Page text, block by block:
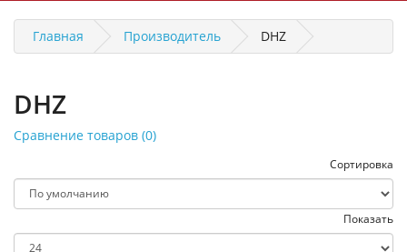
Главная Производитель DHZ
DHZ
Сравнение товаров (0)
Сортировка
Показать